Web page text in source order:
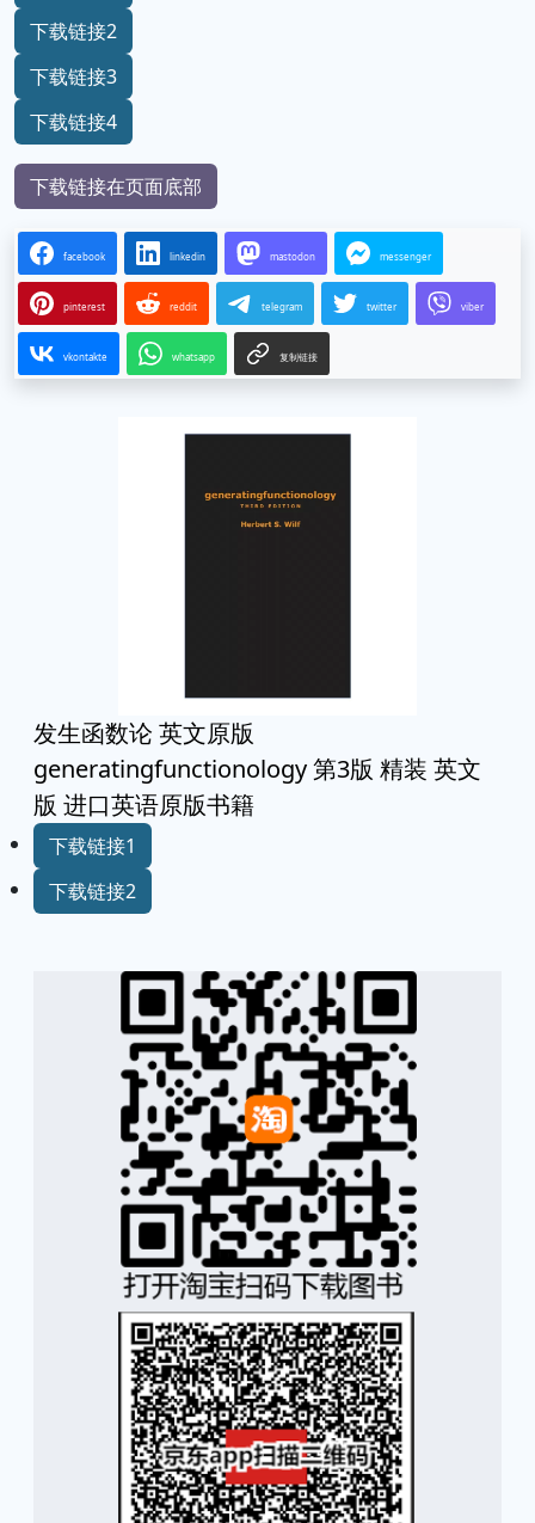
下载链接2
下载链接3
下载链接4
下载链接在页面底部
facebook linkedin mastodon messenger
pinterest reddit telegram twitter viber
vkontakte whatsapp 复制链接
发生函数论 英文原版
generatingfunctionology 第3版 精装 英文
版 进口英语原版书籍
下载链接1
下载链接2